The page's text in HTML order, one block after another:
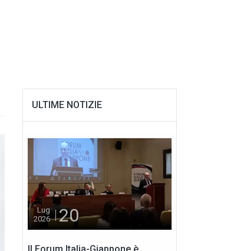
ULTIME NOTIZIE
Lug
2026
20